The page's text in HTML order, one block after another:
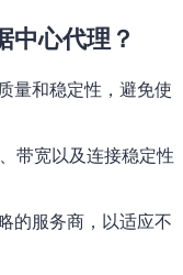
中心代理？
量和稳定性，避免使
带宽以及连接稳定性
的服务商，以适应不